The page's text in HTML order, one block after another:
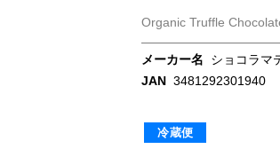
Organic Truffle
メーカー名
ショコラマ
JAN 3481292301940
冷蔵便